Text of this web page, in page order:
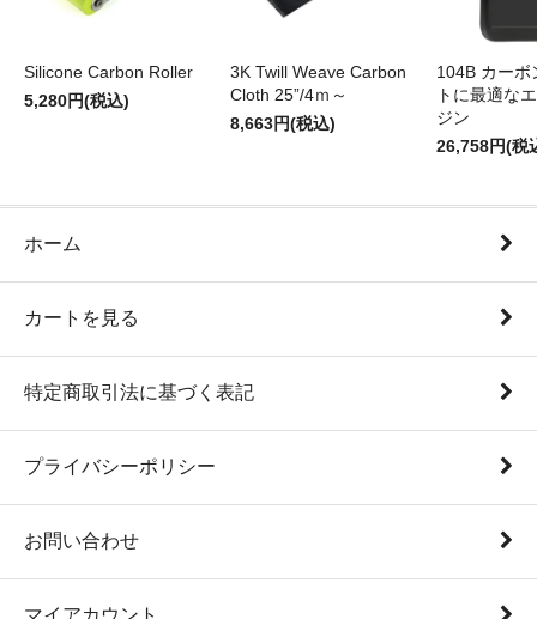
Silicone Carbon Roller
5,280円(税込)
3K Twill Weave Carbon
Cloth 25”/4ｍ～
8,663円(税込)
104B カーボ
トに最適な
ジン
26,758円(税
ホーム
カートを見る
特定商取引法に基づく表記
プライバシーポリシー
お問い合わせ